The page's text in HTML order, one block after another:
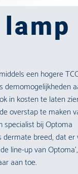
een hogere
demomogelijkheden
in kosten te laten
overstap te maken
specialist bij Optoma
dermate breed, dat er
line-up van Optoma’,
aan toe.